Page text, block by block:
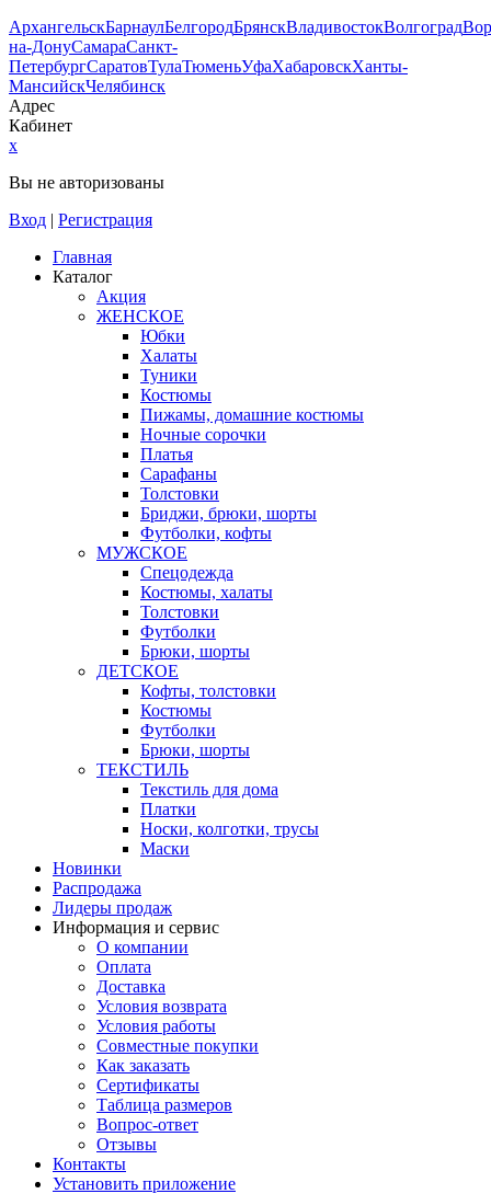
АрхангельскБарнаулБелгородБрянскВладивостокВолгоград
на-ДонуСамараСанкт-
ПетербургСаратовТулаТюменьУфаХабаровскХанты-
МансийскЧелябинск
Адрес
Кабинет
x
Вы не авторизованы
Вход | Регистрация
Главная
Каталог
Акция
ЖЕНСКОЕ
Юбки
Халаты
Туники
Костюмы
Пижамы, домашние костюмы
Ночные сорочки
Платья
Сарафаны
Толстовки
Бриджи, брюки, шорты
Футболки, кофты
МУЖСКОЕ
Спецодежда
Костюмы, халаты
Толстовки
Футболки
Брюки, шорты
ДЕТСКОЕ
Кофты, толстовки
Костюмы
Футболки
Брюки, шорты
ТЕКСТИЛЬ
Текстиль для дома
Платки
Носки, колготки, трусы
Маски
Новинки
Распродажа
Лидеры продаж
Информация и сервис
О компании
Оплата
Доставка
Условия возврата
Условия работы
Совместные покупки
Как заказать
Сертификаты
Таблица размеров
Вопрос-ответ
Отзывы
Контакты
Установить приложение